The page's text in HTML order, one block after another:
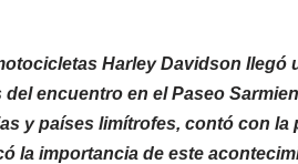
Harley Davidson llegó
encuentro en el Paseo
y países limítrofes, contó con
la importancia de este